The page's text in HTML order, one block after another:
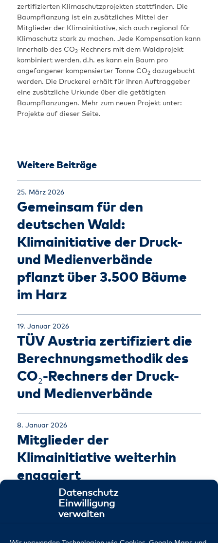
Datenschutz
Einwilligung
verwalten
zertifizierten Klimaschutzprojekten stattfinden. Die
Baumpflanzung ist ein zusätzliches Mittel der
Mitglieder der Klimainitiative, sich auch regional für
Klimaschutz stark zu machen. Jede Kompensation kann
innerhalb des CO2-Rechners mit dem Waldprojekt
kombiniert werden, d.h. es kann ein Baum pro
angefangener kompensierter Tonne CO2 dazugebucht
werden. Die Druckerei erhält für ihren Auftraggeber
eine zusätzliche Urkunde über die getätigten
Baumpflanzungen. Mehr zum neuen Projekt unter:
Projekte auf dieser Seite.
Weitere Beiträge
25. März 2026
Gemeinsam für den
deutschen Wald:
Klimainitiative der Druck-
und Medienverbände
pflanzt über 3.500 Bäume
im Harz
19. Januar 2026
TÜV Austria zertifiziert die
Berechnungsmethodik des
CO₂-Rechners der Druck-
und Medienverbände
8. Januar 2026
Mitglieder der
Klimainitiative weiterhin
engagiert
Zur Artikelübersicht